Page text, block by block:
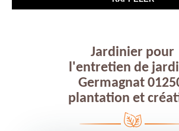
Jardinier pour
l'entretien de
Germagnat
plantation et